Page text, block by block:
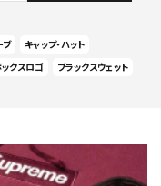
ブ
キャップ・ハット
クスロゴ ブラックスウェット